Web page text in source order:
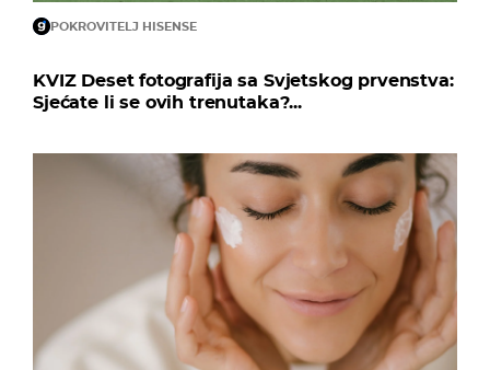
POKROVITELJ HISENSE
KVIZ Deset fotografija sa Svjetskog prvenstva:
Sjećate li se ovih trenutaka?...